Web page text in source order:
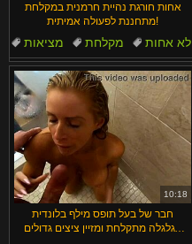
אחות חורגת נהיית חרמנית במקלחת
מתחננת לפעולה אמיתית!
מציאות מקלחת
לא אחות
מקלחת
חרמניות
10:18
חבר של בעל תופס מילף בלונדית
עגלגלה מתקלחת ומזיין ציצים גדולים